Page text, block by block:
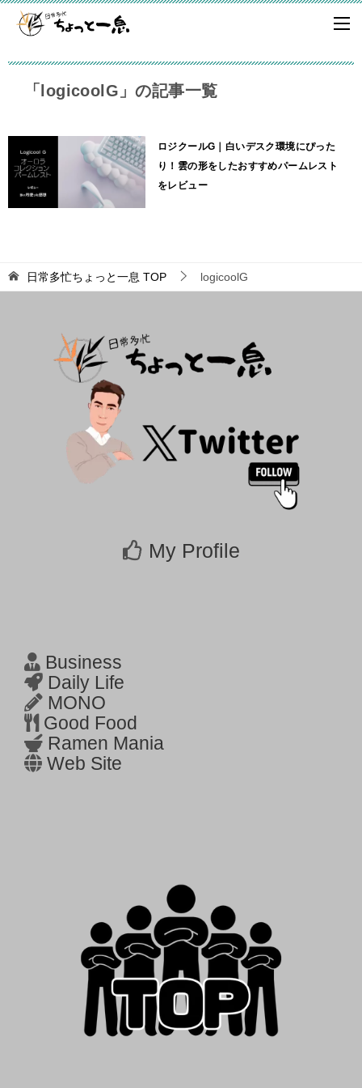
「logicoolG」の記事一覧
ロジクールG｜白いデスク環境にぴった
り！雲の形をしたおすすめパームレスト
をレビュー
日常多忙ちょっと一息 TOP logicoolG
My Profile
Business
Daily Life
MONO
Good Food
Ramen Mania
Web Site